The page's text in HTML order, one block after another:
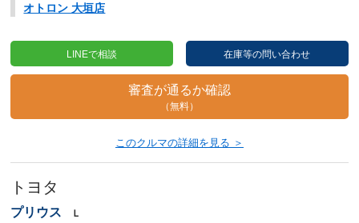
オトロン 大垣店
LINEで相談 在庫等の問い合わせ
審査が通るか確認
（無料）
このクルマの詳細を見る ＞
トヨタ
プリウス Ｌ